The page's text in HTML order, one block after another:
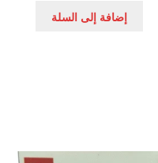
إضافة إلى السلة